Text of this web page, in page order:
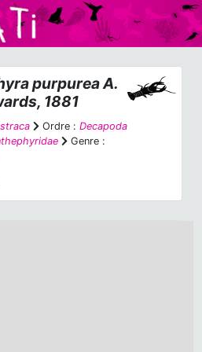
purpureaA.
1881
Ordre : Decapoda
Genre :